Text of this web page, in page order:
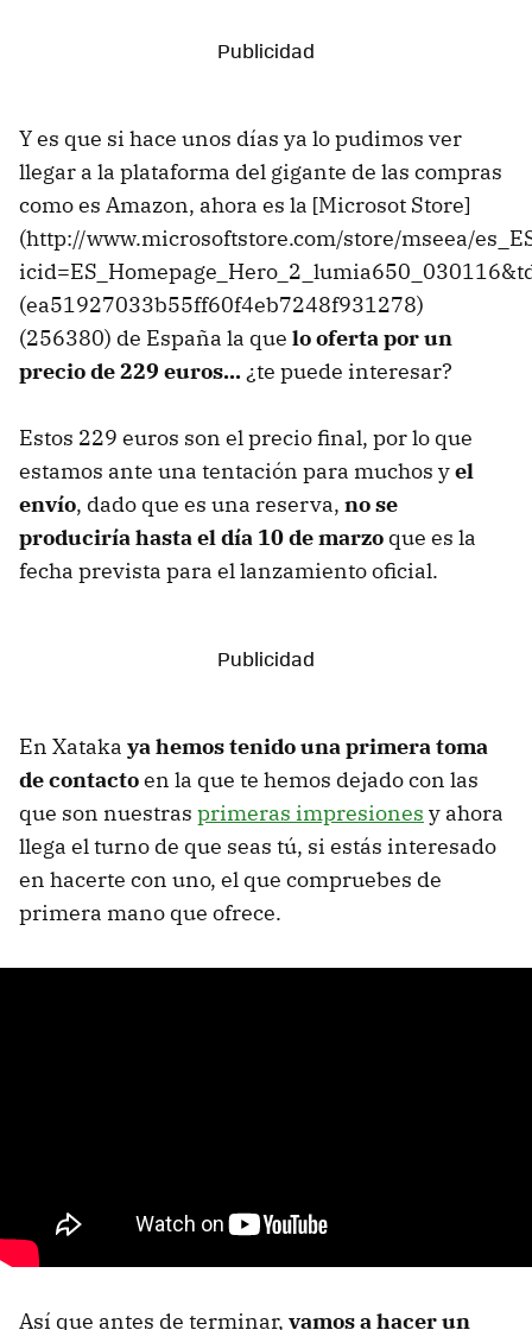
Y es que si hace unos días ya lo pudimos ver
llegar a la plataforma del gigante de las compras
como es Amazon, ahora es la [Microsot Store]
(http://www.microsoftstore.com/store/mseea/
(ea51927033b55ff60f4eb7248f931278)
(256380) de España la que lo oferta por un
precio de 229 euros...¿te puede interesar?
Estos 229 euros son el precio final, por lo que
estamos ante una tentación para muchos yel
envío, dado que es una reserva, no se
produciría hasta el día 10 de marzo que es la
fecha prevista para el lanzamiento oficial.
En Xataka ya hemos tenido una primera toma
de contactoen la que te hemos dejado con las
que son nuestras primeras impresiones y ahora
llega el turno de que seas tú, si estás interesado
en hacerte con uno, el que compruebes de
primera mano que ofrece.
Así que antes de terminar, vamos a hacer un